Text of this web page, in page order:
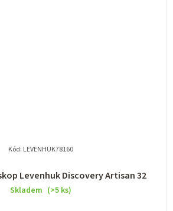
Levenhuk Discovery Artisan 32
Skladem (>5 ks)
Kód: LEVENHUK78160